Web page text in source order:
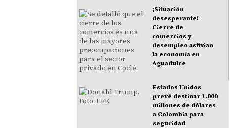
¡Situación
desesperante!
Cierre de
comercios y
desempleo asfixian
la economía en
Aguadulce
Estados Unidos
prevé destinar 1.000
millones de dólares
a Colombia para
seguridad